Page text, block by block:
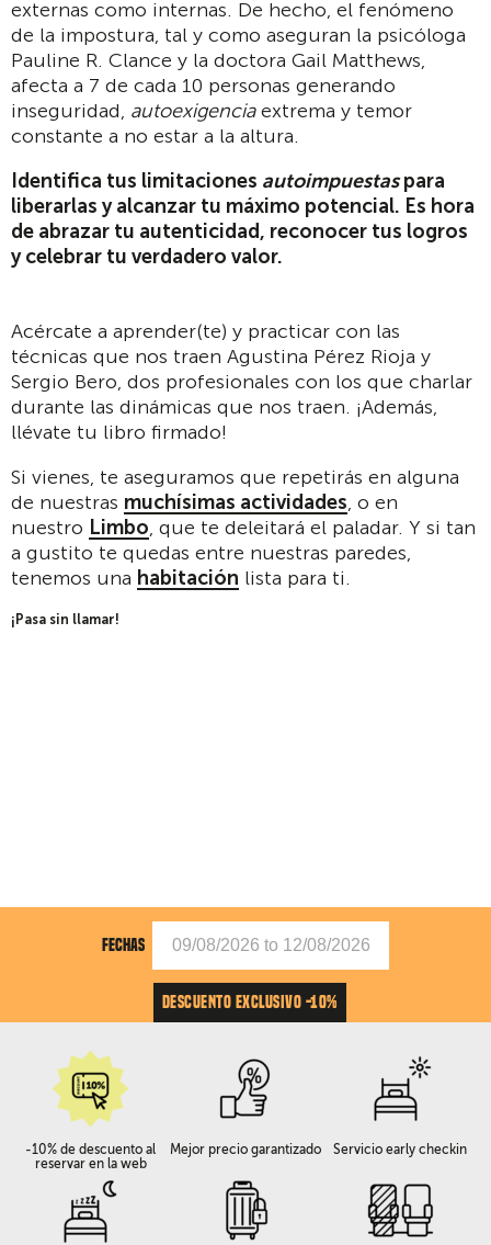
externas como internas. De hecho, el fenómeno
de la impostura, tal y como aseguran la psicóloga
Pauline R. Clance y la doctora Gail Matthews,
afecta a 7 de cada 10 personas generando
inseguridad, autoexigenciaextrema y temor
constante a no estar a la altura.
Identifica tus limitaciones autoimpuestaspara
liberarlas y alcanzar tu máximo potencial. Es hora
de abrazar tu autenticidad, reconocer tus logros
y celebrar tu verdadero valor.
Acércate a aprender(te) y practicar con las
técnicas que nos traen Agustina Pérez Rioja y
Sergio Bero, dos profesionales con los que charlar
durante las dinámicas que nos traen. ¡Además,
llévate tu libro firmado!
Si vienes, te aseguramos que repetirás en alguna
de nuestras muchísimas actividades, o en
nuestro Limbo, que te deleitará el paladar. Y si tan
a gustito te quedas entre nuestras paredes,
tenemos una habitación lista para ti.
¡Pasa sin llamar!
FECHAS
DESCUENTO EXCLUSIVO -10%
-10% de descuento al
reservar en la web
Mejor precio garantizado Servicio early checkin